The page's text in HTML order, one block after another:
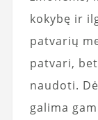
kokybę ir
patvarių
patvari,
naudoti.
galima